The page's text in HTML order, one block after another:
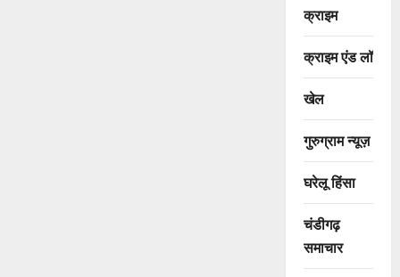
क्राइम
क्राइम एंड लॉ
खेल
गुरुग्राम न्यूज़
घरेलू हिंसा
चंडीगढ़
समाचार